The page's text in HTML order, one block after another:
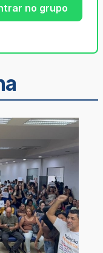
no grupo